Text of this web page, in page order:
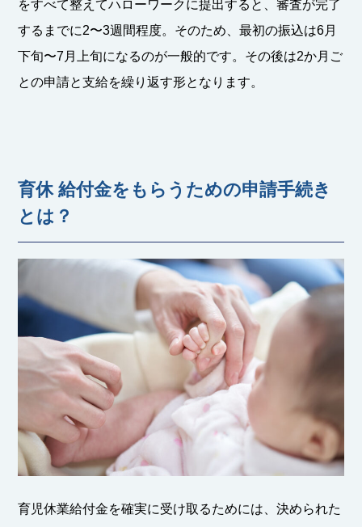
をすべて整えてハローワークに提出すると、審査が完了
するまでに2〜3週間程度。そのため、最初の振込は6月
下旬〜7月上旬になるのが一般的です。その後は2か月ご
との申請と支給を繰り返す形となります。
育休 給付金をもらうための申請手続き
とは？
育児休業給付金を確実に受け取るためには、決められた